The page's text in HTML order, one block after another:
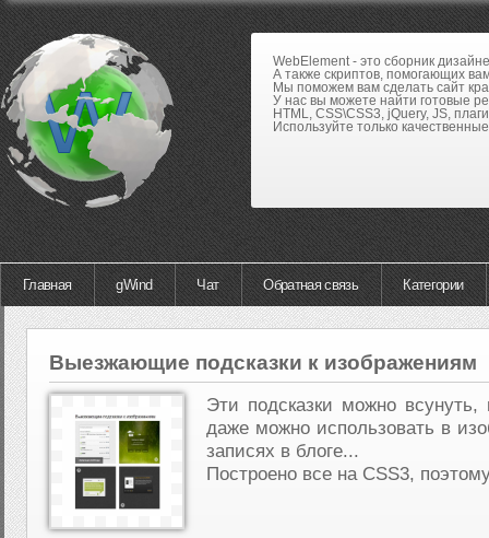
WebElement - это сборник
А также скриптов, помогающих
Мы поможем вам сделать сайт
У нас вы можете найти готовые
HTML, CSS\CSS3, jQuery, JS,
Используйте только
Главная gWind Чат Обратная связь Категории
Выезжающие подсказки к изображениям
Эти подсказки можно всунуть,
даже можно использовать в
записях в блоге...
Построено все на CSS3,